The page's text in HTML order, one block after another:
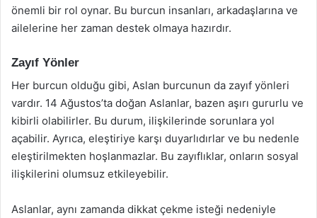
önemli bir rol oynar. Bu burcun insanları, arkadaşlarına ve
ailelerine her zaman destek olmaya hazırdır.
Zayıf Yönler
Her burcun olduğu gibi, Aslan burcunun da zayıf yönleri
vardır. 14 Ağustos’ta doğan Aslanlar, bazen aşırı gururlu ve
kibirli olabilirler. Bu durum, ilişkilerinde sorunlara yol
açabilir. Ayrıca, eleştiriye karşı duyarlıdırlar ve bu nedenle
eleştirilmekten hoşlanmazlar. Bu zayıflıklar, onların sosyal
ilişkilerini olumsuz etkileyebilir.
Aslanlar, aynı zamanda dikkat çekme isteği nedeniyle